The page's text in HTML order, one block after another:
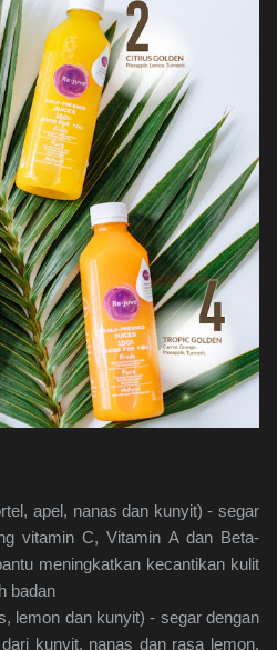
apel, nanas dan kunyit) - segar
vitamin C, Vitamin A dan Beta-
meningkatkan kecantikan kulit
badan
lemon dan kunyit) - segar dengan
kunyit, nanas dan rasa lemon,